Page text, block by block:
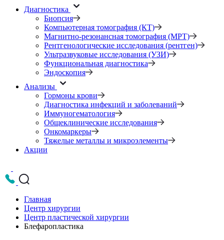
Диагностика
Биопсия
Компьютерная томография (КТ)
Магнитно-резонансная томография (МРТ)
Рентгенологические исследования (рентген)
Ультразвуковые исследования (УЗИ)
Функциональная диагностика
Эндоскопия
Анализы
Гормоны крови
Диагностика инфекций и заболеваний
Иммуногематология
Общеклинические исследования
Онкомаркеры
Тяжелые металлы и микроэлементы
Акции
Главная
Центр хирургии
Центр пластической хирургии
Блефаропластика